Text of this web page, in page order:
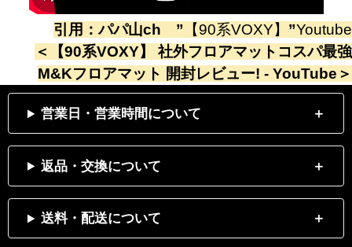
引用：パパ山ch ” 【90系VOXY】 ”Youtube
＜
【90系VOXY】 社外フロアマットコスパ最強
M&Kフロアマット 開封レビュー! - YouTube ＞
営業日・営業時間について
返品・交換について
送料・配送について